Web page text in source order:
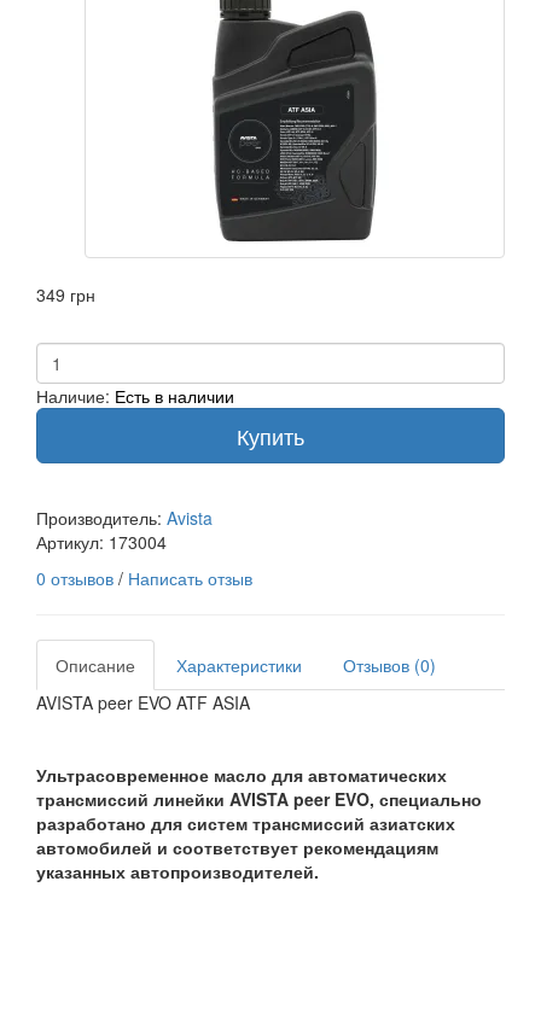
349 грн
Наличие: Есть в наличии
Купить
Производитель: Avista
Артикул: 173004
0 отзывов / Написать отзыв
Описание Характеристики
Отзывов (0)
AVISTA peer EVO ATF ASIA
Ультрасовременное масло для автоматических
трансмиссий линейки AVISTA peer EVO, специально
разработано для систем трансмиссий азиатских
автомобилей и соответствует рекомендациям
указанных автопроизводителей.